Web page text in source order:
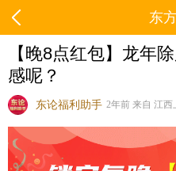
东
【晚8点红包】龙年
感呢？
东论福利助手 2年前 来自 江西